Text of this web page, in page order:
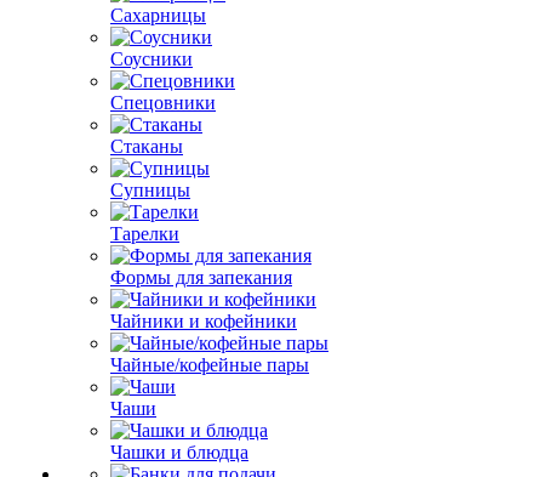
Сахарницы
Соусники
Спецовники
Стаканы
Супницы
Тарелки
Формы для запекания
Чайники и кофейники
Чайные/кофейные пары
Чаши
Чашки и блюдца